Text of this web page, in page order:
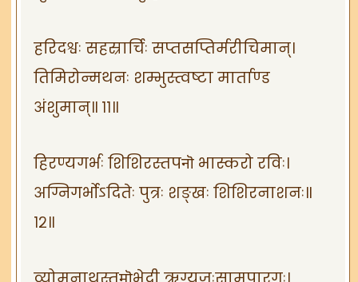
हरिदश्वः सहस्रार्चिः सप्तसप्तिर्मरीचिमान्।
तिमिरोन्मथनः शम्भुस्त्वष्टा मार्ताण्ड
अंशुमान्॥ ११॥
हिरण्यगर्भः शिशिरस्तपनॊ भास्करो रविः।
अग्निगर्भोऽदितेः पुत्रः शङ्खः शिशिरनाशनः॥
१२॥